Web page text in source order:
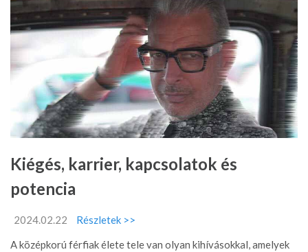
Kiégés, karrier, kapcsolatok és
potencia
2024.02.22
Részletek >>
A középkorú férfiak élete tele van olyan kihívásokkal, amelyek